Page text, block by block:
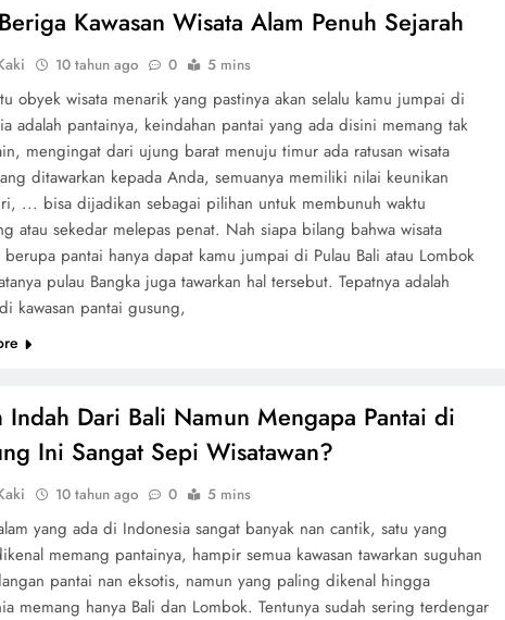
Kawasan Wisata Alam Penuh Sejarah
10 tahun ago 0 5 mins
obyek wisata menarik yang pastinya akan selalu kamu jumpai di
adalah pantainya, keindahan pantai yang ada disini memang tak
mengingat dari ujung barat menuju timur ada ratusan wisata
ditawarkan kepada Anda, semuanya memiliki nilai keunikan
... bisa dijadikan sebagai pilihan untuk membunuh waktu
atau sekedar melepas penat. Nah siapa bilang bahwa wisata
berupa pantai hanya dapat kamu jumpai di Pulau Bali atau Lombok
pulau Bangka juga tawarkan hal tersebut. Tepatnya adalah
kawasan pantai gusung,
Indah Dari Bali Namun Mengapa Pantai di
Ini Sangat Sepi Wisatawan?
10 tahun ago 0 5 mins
yang ada di Indonesia sangat banyak nan cantik, satu yang
memang pantainya, hampir semua kawasan tawarkan suguhan
pantai nan eksotis, namun yang paling dikenal hingga
memang hanya Bali dan Lombok. Tentunya sudah sering terdengar